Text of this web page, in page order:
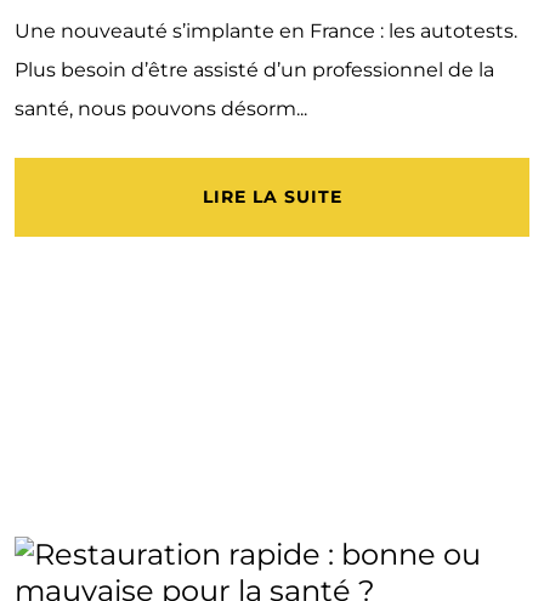
Une nouveauté s’implante en France : les autotests.
Plus besoin d’être assisté d’un professionnel de la
santé, nous pouvons désorm...
LIRE LA SUITE